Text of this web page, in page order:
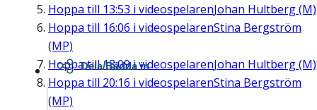
Hoppa till 13:53 i videospelarenJohan Hultberg (M)
Hoppa till 16:06 i videospelarenStina Bergström
(MP)
Hoppa till18:09i videospelarenJohan Hultberg (M)
Hoppa till 20:16 i videospelarenStina Bergström
(MP)
Dela/Bädda in